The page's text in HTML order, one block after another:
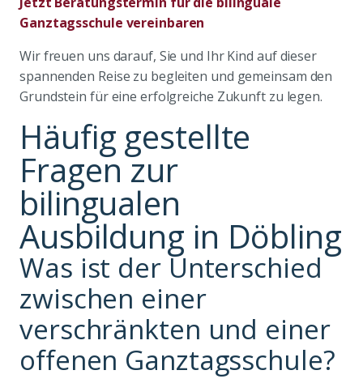
Ganztagsschule vereinbaren
Wir freuen uns darauf, Sie und Ihr Kind auf dieser
spannenden Reise zu begleiten und gemeinsam den
Grundstein für eine erfolgreiche Zukunft zu legen.
Häufig gestellte
Fragen zur
bilingualen
Ausbildung in Döbling
Was ist der Unterschied
zwischen einer
verschränkten und einer
offenen Ganztagsschule?